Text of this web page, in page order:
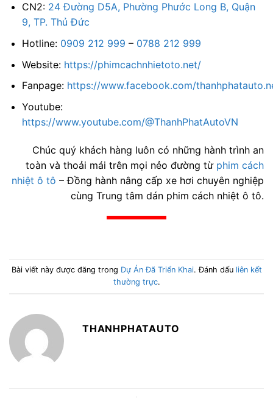
CN2: 24 Đường D5A, Phường Phước Long B, Quận
9, TP. Thủ Đức
Hotline: 0909 212 999 – 0788 212 999
Website: https://phimcachnhietoto.net/
Fanpage: https://www.facebook.com/
Youtube:
https://www.youtube.com/@ThanhPhatAutoVN
Chúc quý khách hàng luôn có những hành trình an
toàn và thoải mái trên mọi nẻo đường từ phim cách
nhiệt ô tô – Đồng hành nâng cấp xe hơi chuyên nghiệp
cùng Trung tâm dán phim cách nhiệt ô tô.
Bài viết này được đăng trong Dự Án Đã Triển Khai. Đánh dấu liên kết
thường trực.
THANHPHATAUTO